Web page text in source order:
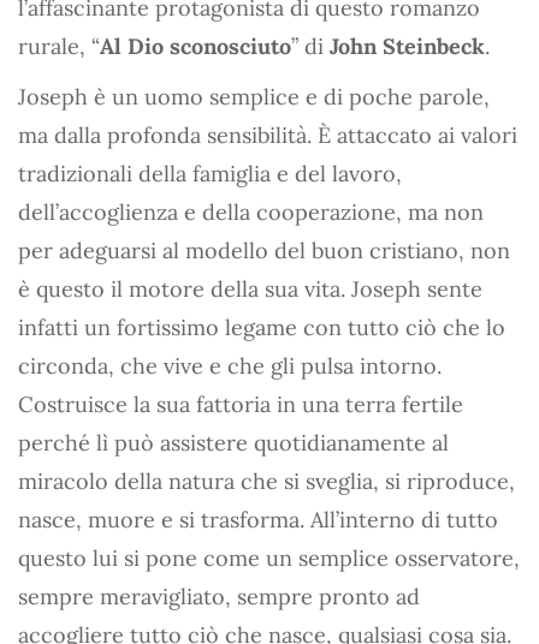
l’affascinante protagonista di questo romanzo
rurale, “Al Dio sconosciuto” di John Steinbeck.
Joseph è un uomo semplice e di poche parole,
ma dalla profonda sensibilità. È attaccato ai valori
tradizionali della famiglia e del lavoro,
dell’accoglienza e della cooperazione, ma non
per adeguarsi al modello del buon cristiano, non
è questo il motore della sua vita. Joseph sente
infatti un fortissimo legame con tutto ciò che lo
circonda, che vive e che gli pulsa intorno.
Costruisce la sua fattoria in una terra fertile
perché lì può assistere quotidianamente al
miracolo della natura che si sveglia, si riproduce,
nasce, muore e si trasforma. All’interno di tutto
questo lui si pone come un semplice osservatore,
sempre meravigliato, sempre pronto ad
accogliere tutto ciò che nasce, qualsiasi cosa sia.